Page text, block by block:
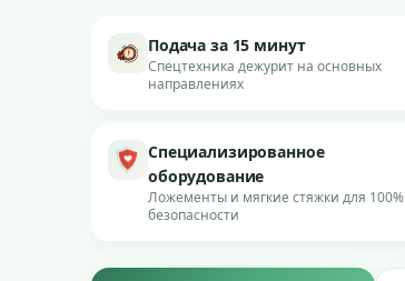
Подача за 15 минут
Спецтехника дежурит на основных
направлениях
Специализированное
оборудование
Ложементы и мягкие стяжки для 100%
безопасности